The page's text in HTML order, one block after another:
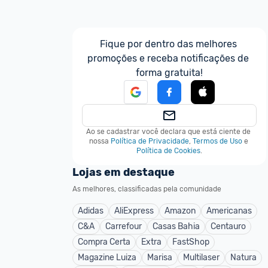
Fique por dentro das melhores
promoções e receba notificações de
forma gratuita!
Ao se cadastrar você declara que está ciente de
nossa Política de Privacidade, Termos de Uso e
Política de Cookies.
Lojas em destaque
As melhores, classificadas pela comunidade
Adidas AliExpress Amazon
Americanas
C&A
Carrefour Casas Bahia
Centauro
Compra Certa
Extra
FastShop
Magazine Luiza
Marisa Multilaser
Natura